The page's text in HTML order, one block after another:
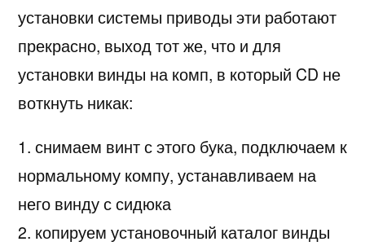
установки системы приводы эти работают
прекрасно, выход тот же, что и для
установки винды на комп, в который CD не
воткнуть никак:
1. снимаем винт с этого бука, подключаем к
нормальному компу, устанавливаем на
него винду с сидюка
2. копируем установочный каталог винды